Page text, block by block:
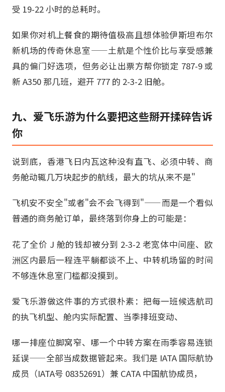
受 19-22 小时的总耗时。
如果你对机上餐食的期待值极高且想体验伊斯坦布尔
新机场的传奇休息室——土航是个性价比与享受感兼
具的偏门好选项，但务必让出票方帮你锁定 787-9 或
新 A350 那几班，避开 777 的 2-3-2 旧舱。
九、爱飞乐游为什么要把这些掰开揉碎告诉
你
说到底，香港飞日内瓦这种没有直飞、必须中转、商
务舱动辄几万块起步的航线，最大的坑从来不是"
飞机安不安全"或者"会不会飞得到"——而是一个看似
普通的商务舱订单，最终落到你身上的可能是：
花了全价 J 舱的钱却被分到 2-3-2 老宽体中间座、欧
洲区内最后一程连平躺都谈不上、中转机场留的时间
不够连休息室门槛都没摸到。
爱飞乐游做这件事的方式很朴素：把每一班候选航司
的执飞机型、舱内实际配置、当季排班变动、
哪一排座位脚窝窄、哪一个中转方案在雨季容易连锁
延误——全部当成数据管起来。我们是 IATA 国际航协
成员（IATA号 08352691）兼 CATA 中国航协成员，